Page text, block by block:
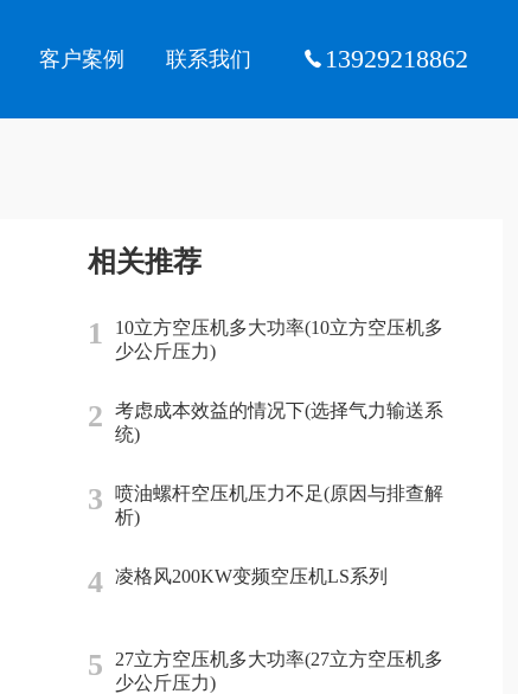
客户案例 联系我们 13929218862
相关推荐
1
10立方空压机多大功率(10立方空压机多
少公斤压力)
2
考虑成本效益的情况下(选择气力输送系
统)
3
喷油螺杆空压机压力不足(原因与排查解
析)
4 凌格风200KW变频空压机LS系列
5
27立方空压机多大功率(27立方空压机多
少公斤压力)